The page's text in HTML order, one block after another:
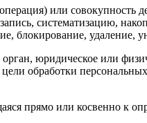
или совокупность
систематизацию,
блокирование,
юридическое или
обработки
прямо или косвенно к